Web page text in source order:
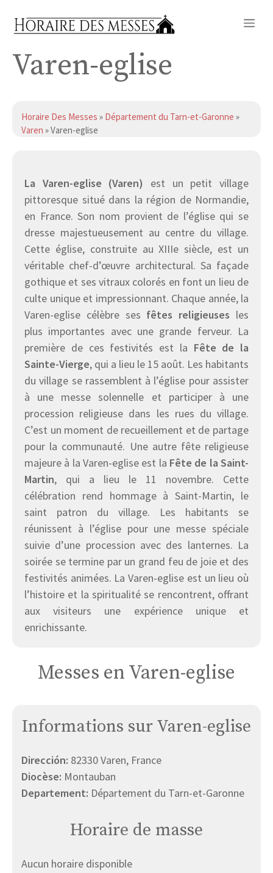
Varen-eglise
Horaire Des Messes » Département du Tarn-et-Garonne »
Varen » Varen-eglise
La Varen-eglise (Varen)
est un petit village
pittoresque situé dans la région de Normandie,
en France. Son nom provient de l’église qui se
dresse majestueusement au centre du village.
Cette église, construite au XIIIe siècle, est un
véritable chef-d’œuvre architectural. Sa façade
gothique et ses vitraux colorés en font un lieu de
culte unique et impressionnant. Chaque année, la
Varen-eglise célèbre ses fêtes religieuses les
plus importantes avec une grande ferveur. La
première de ces festivités est la Fête de la
Sainte-Vierge, qui a lieu le 15 août. Les habitants
du village se rassemblent à l’église pour assister
à une messe solennelle et participer à une
procession religieuse dans les rues du village.
C’est un moment de recueillement et de partage
pour la communauté. Une autre fête religieuse
majeure à la Varen-eglise est la Fête de la Saint-
Martin, qui a lieu le 11 novembre. Cette
célébration rend hommage à Saint-Martin, le
saint patron du village. Les habitants se
réunissent à l’église pour une messe spéciale
suivie d’une procession avec des lanternes. La
soirée se termine par un grand feu de joie et des
festivités animées. La Varen-eglise est un lieu où
l’histoire et la spiritualité se rencontrent, offrant
aux visiteurs une expérience unique et
enrichissante.
Messes en Varen-eglise
Informations sur Varen-eglise
Dirección: 82330 Varen, France
Diocèse: Montauban
Departement: Département du Tarn-et-Garonne
Horaire de masse
Aucun horaire disponible